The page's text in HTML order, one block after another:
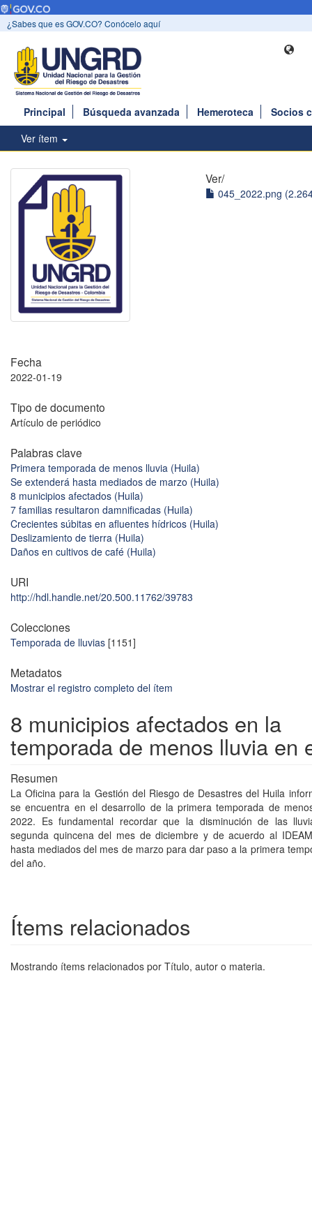
¿Sabes que es GOV.CO? Conócelo aquí
Principal Búsqueda avanzada Hemeroteca
Socios
Ver ítem
Ver/
045_2022.png
Fecha
2022-01-19
Tipo de documento
Artículo de periódico
Palabras clave
Primera temporada de menos lluvia (Huila)
Se extenderá hasta mediados de marzo (Huila)
8 municipios afectados (Huila)
7 familias resultaron damnificadas (Huila)
Crecientes súbitas en afluentes hídricos (Huila)
Deslizamiento de tierra (Huila)
Daños en cultivos de café (Huila)
URI
http://hdl.handle.net/20.500.11762/39783
Colecciones
Temporada de lluvias [1151]
Metadatos
Mostrar el registro completo del ítem
8 municipios afectados en la
temporada de menos lluvia en
Resumen
La Oficina para la Gestión del Riesgo de Desastres del Huila
se encuentra en el desarrollo de la primera temporada de
2022. Es fundamental recordar que la disminución de las
segunda quincena del mes de diciembre y de acuerdo al
hasta mediados del mes de marzo para dar paso a la primera
del año.
Ítems relacionados
Mostrando ítems relacionados por Título, autor o materia.